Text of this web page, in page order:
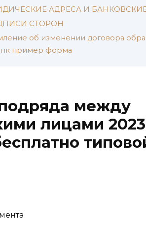
АДРЕСА И
СТОРОН
об изменении договора
пример форма
между
лицами